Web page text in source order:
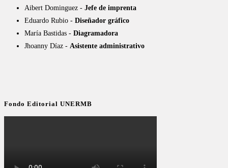
Aibert Dominguez - Jefe de imprenta
Eduardo Rubio - Diseñador gráfico
María Bastidas - Diagramadora
Jhoanny Díaz - Asistente administrativo
Fondo Editorial UNERMB